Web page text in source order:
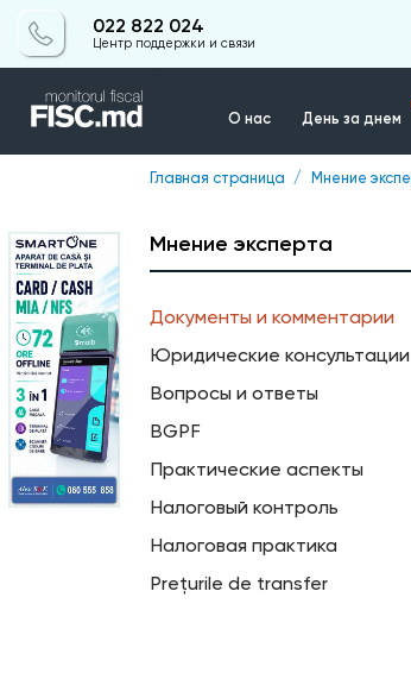
022 822 024
Центр поддержки и связи
О нас День за днем
Главная страница Мнение
Мнение эксперта
Документы и комментарии
Юридические консультации
Вопросы и ответы
BGPF
Практические аспекты
Налоговый контроль
Налоговая практика
Prețurile de transfer